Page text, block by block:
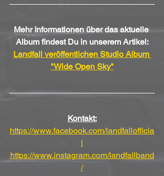
Mehr Informationen über das aktuelle
Album findest Du in unserem Artikel:
Landfall veröffentlichen Studio Album
"Wide Open Sky"
Kontakt:
https://www.facebook.com/landfallofficia
l
https://www.instagram.com/landfallband
/